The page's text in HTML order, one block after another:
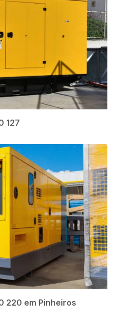
127
220 em Pinheiros